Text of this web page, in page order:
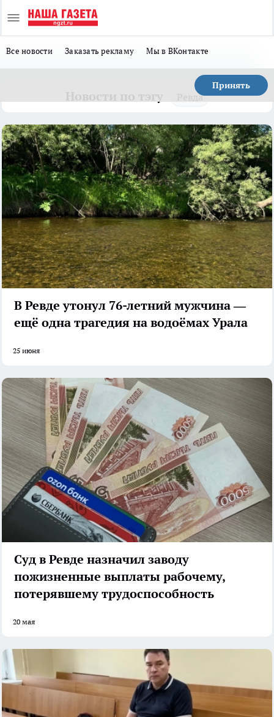
Все новости Заказать рекламу Мы в ВКонтакте
Принять
Ревда
В Ревде утонул 76-летний мужчина —
ещё одна трагедия на водоёмах Урала
25 июня
Суд в Ревде назначил заводу
пожизненные выплаты рабочему,
потерявшему трудоспособность
20 мая